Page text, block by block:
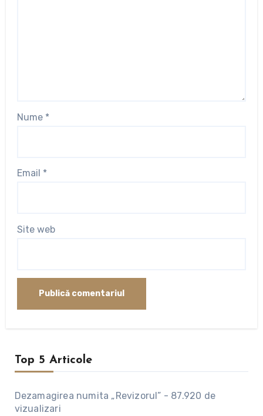
Nume *
Email *
Site web
Top 5 Articole
Dezamagirea numita „Revizorul” - 87.920 de
vizualizari